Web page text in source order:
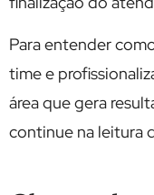
Para entender
time e
área que gera
continue na leitura